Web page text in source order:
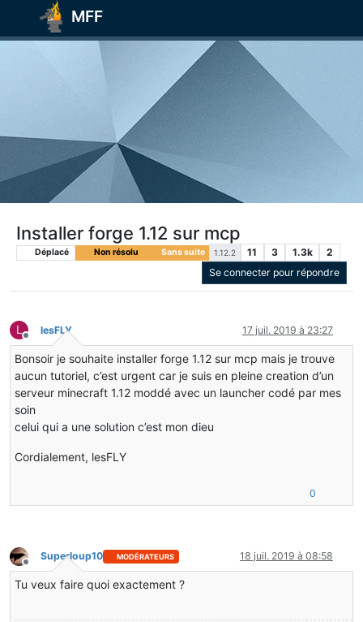
MFF
Installer forge 1.12 sur mcp
Déplacé Non résolu Sans suite 1.12.2 11 3 1.3k
2
Se connecter pour répondre
L
Hors-ligne
lesFLY 17 juil. 2019 à 23:27
Bonsoir je souhaite installer forge 1.12 sur mcp mais je trouve
aucun tutoriel, c’est urgent car je suis en pleine creation d’un
serveur minecraft 1.12 moddé avec un launcher codé par mes
soin
celui qui a une solution c’est mon dieu
Cordialement, lesFLY
0
Hors-ligne
Superloup10 MODÉRATEURS 18 juil. 2019 à 08:58
Tu veux faire quoi exactement ?